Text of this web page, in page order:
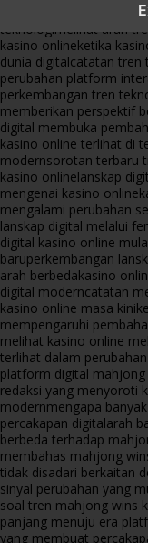
kasino
teknologimelihat arah
kasino onlineketika
dunia digitalcatatan tren
perubahan platform
perkembangan tren
memberikan perspektif
digital membuka
kasino online terlihat di
modernsorotan terbaru
kasino onlinelanskap
mengenai kasino online
mengalami perubahan
lanskap digital melalui
digital kasino online
baruperkembangan
arah berbedakasino
digital moderncatatan
kasino online masa kini
mempengaruhi
melihat kasino online
terlihat dalam
platform digital mahjong
redaksi yang menyoroti
modernmengapa
percakapan digitalarah
berbeda terhadap
membahas mahjong
tidak disadari berkaitan
sinyal perubahan yang
soal tren mahjong wins
panjang menuju era
yang membuat